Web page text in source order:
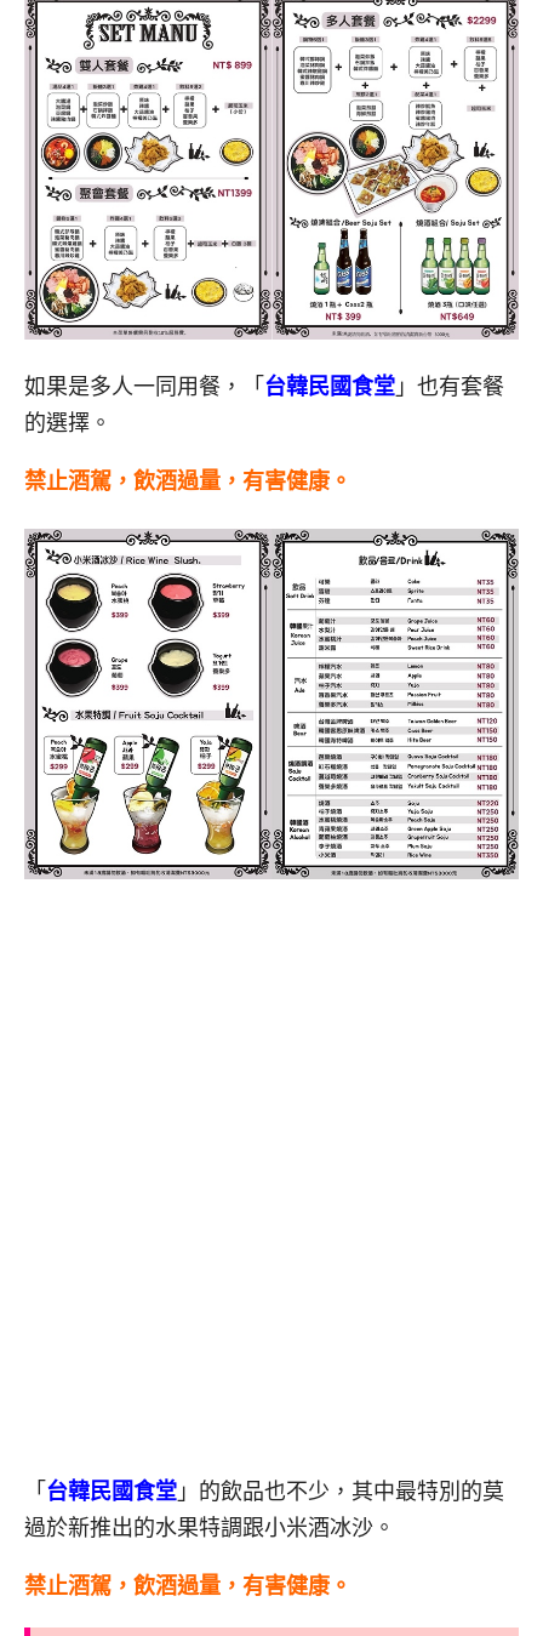
如果是多人一同用餐，「 台韓民國食堂 」也有套餐
的選擇。
禁止酒駕，飲酒過量，有害健康。
「 台韓民國食堂 」的飲品也不少，其中最特別的莫
過於新推出的水果特調跟小米酒冰沙。
禁止酒駕，飲酒過量，有害健康。